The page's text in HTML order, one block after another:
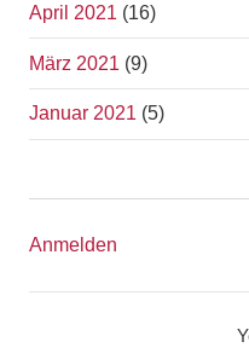
April 2021 (16)
März 2021 (9)
Januar 2021 (5)
Anmelden